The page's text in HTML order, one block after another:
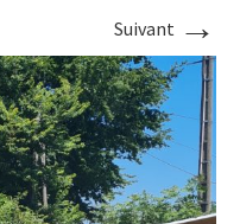
Suivant →